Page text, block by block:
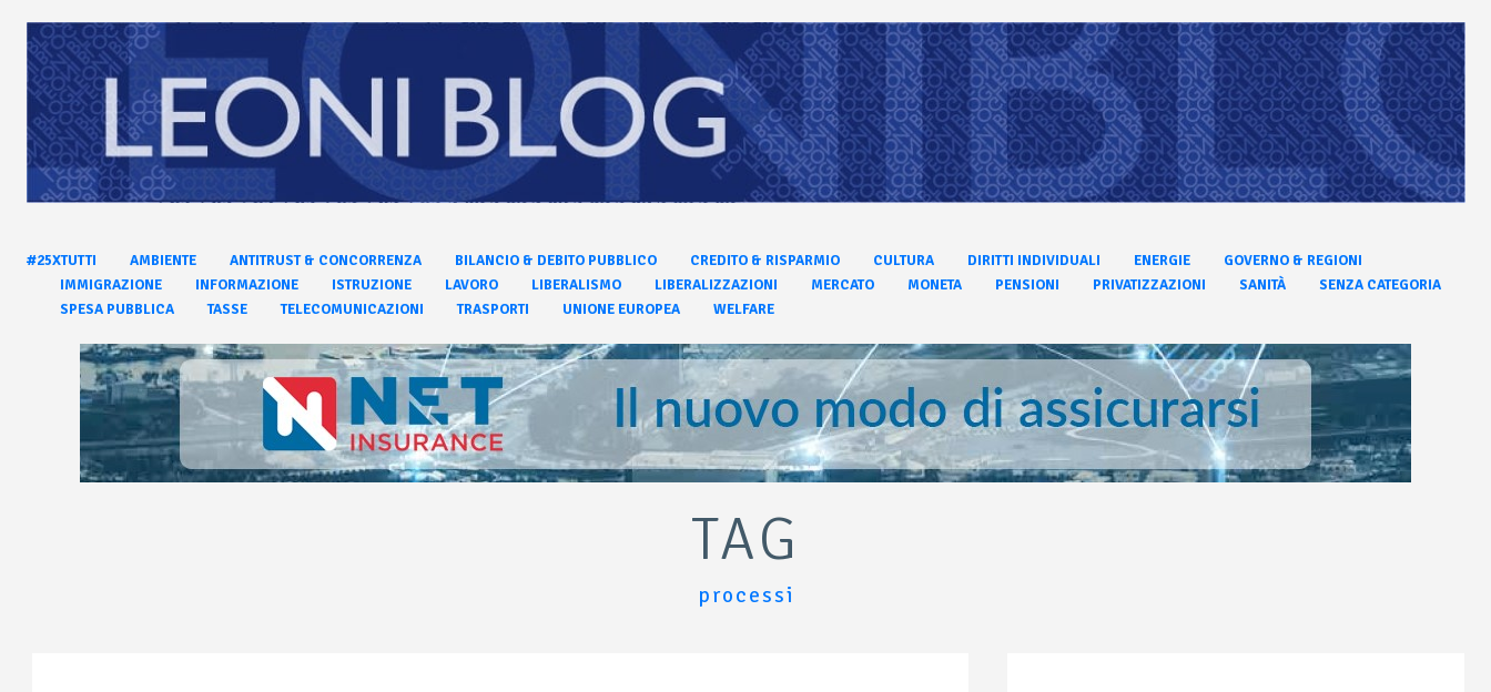
#25XTUTTI AMBIENTE ANTITRUST & CONCORRENZA BILANCIO & DEBITO PUBBLICO CREDITO & RISPARMIO CULTURA DIRITTI INDIVIDUALI ENERGIE
GOVERNO & REGIONI
IMMIGRAZIONE
INFORMAZIONE ISTRUZIONE LAVORO LIBERALISMO LIBERALIZZAZIONI MERCATO MONETA PENSIONI PRIVATIZZAZIONI SANITÀ
SENZA CATEGORIA
SPESA PUBBLICA
TASSE TELECOMUNICAZIONI TRASPORTI UNIONE EUROPEA WELFARE
TAG
processi